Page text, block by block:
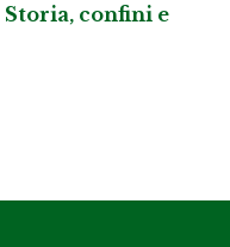
Storia, confini e